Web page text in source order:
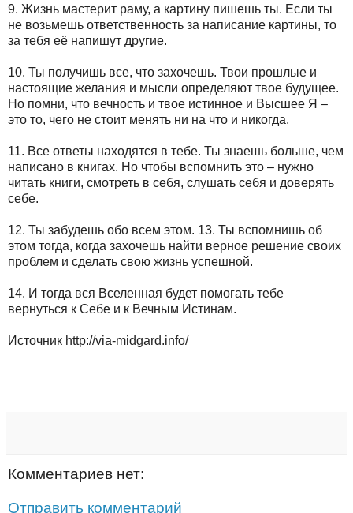
9. Жизнь мастерит раму, а картину пишешь ты. Если ты
не возьмешь ответственность за написание картины, то
за тебя её напишут другие.
10. Ты получишь все, что захочешь. Твои прошлые и
настоящие желания и мысли определяют твое будущее.
Но помни, что вечность и твое истинное и Высшее Я –
это то, чего не стоит менять ни на что и никогда.
11. Все ответы находятся в тебе. Ты знаешь больше, чем
написано в книгах. Но чтобы вспомнить это – нужно
читать книги, смотреть в себя, слушать себя и доверять
себе.
12. Ты забудешь обо всем этом. 13. Ты вспомнишь об
этом тогда, когда захочешь найти верное решение своих
проблем и сделать свою жизнь успешной.
14. И тогда вся Вселенная будет помогать тебе
вернуться к Себе и к Вечным Истинам.
Источник http://via-midgard.info/
Комментариев нет:
Отправить комментарий